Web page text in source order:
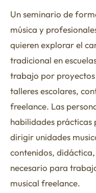
Un seminario de
música y
quieren explorar el
tradicional en
trabajo por proyectos
talleres escolares,
freelance. Las
habilidades
dirigir unidades
contenidos,
necesario para
musical freelance.